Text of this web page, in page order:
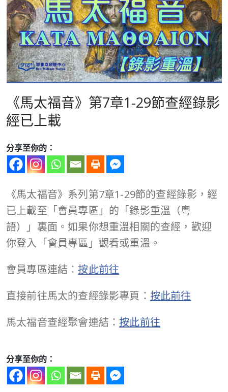
《馬太福音》第7章1-29節查經錄影
經已上載
分享至你的：
《馬太福音》系列第7章1-29節的查經錄影，經
已上載至「會員專區」的「錄影重溫（粵
語）」裏面。如果你想重溫相關的查經，歡迎
你登入「會員專區」觀看或重溫。
會員專區連結：按此前往
直接前往馬太的查經錄影專頁： 按此前往
馬太福音查經聚會連結：按此前往
分享至你的：